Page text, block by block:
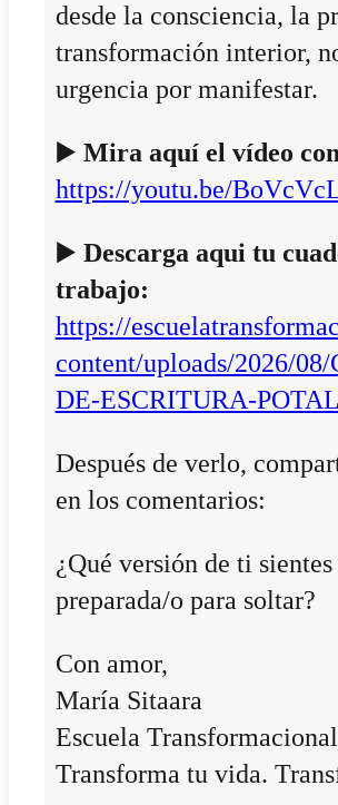
desde la consciencia, la
transformación interior,
urgencia por manifestar.
▶️ Mira aquí el vídeo
https://youtu.be/
▶️ Descarga aqui tu
trabajo:
https://
content/uploads/2026/
DE-ESCRITURA-
Después de verlo,
en los comentarios:
¿Qué versión de ti sientes
preparada/o para soltar?
Con amor,
María Sitaara
Escuela Transformacional
Transforma tu vida.